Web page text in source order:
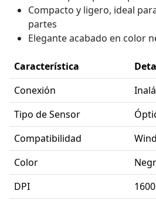
Compacto y ligero, ideal
partes
Elegante acabado en color
Característica
Conexión
Tipo de Sensor
Compatibilidad
Color
DPI
1600